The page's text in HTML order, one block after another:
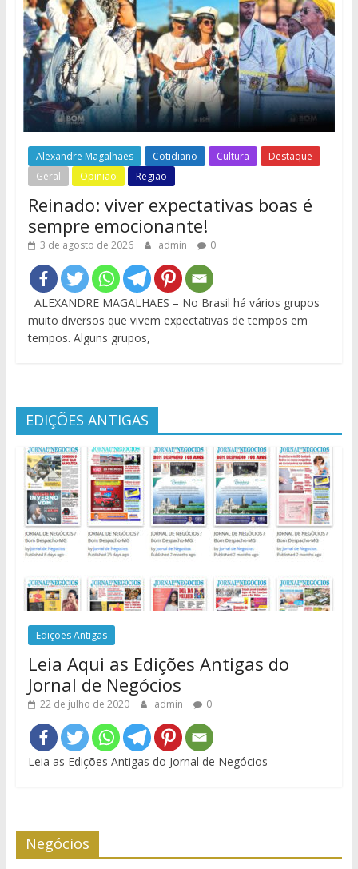
Alexandre Magalhães Cotidiano Cultura
Destaque
Geral
Opinião Região
Reinado: viver expectativas boas é
sempre emocionante!
3 de agosto de 2026 admin 0
ALEXANDRE MAGALHÃES – No Brasil há vários grupos
muito diversos que vivem expectativas de tempos em
tempos. Alguns grupos,
EDIÇÕES ANTIGAS
Edições Antigas
Leia Aqui as Edições Antigas do
Jornal de Negócios
22 de julho de 2020 admin 0
Leia as Edições Antigas do Jornal de Negócios
Negócios